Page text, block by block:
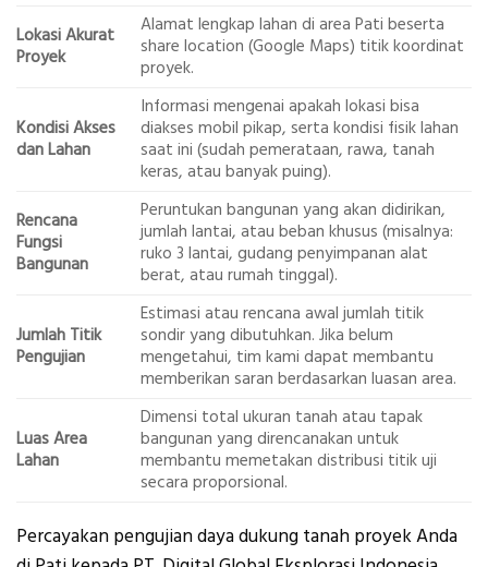
Lokasi Akurat
Proyek
Alamat lengkap lahan di area Pati beserta
share location (Google Maps) titik koordinat
proyek.
Kondisi Akses
dan Lahan
Informasi mengenai apakah lokasi bisa
diakses mobil pikap, serta kondisi fisik lahan
saat ini (sudah pemerataan, rawa, tanah
keras, atau banyak puing).
Rencana
Fungsi
Bangunan
Peruntukan bangunan yang akan didirikan,
jumlah lantai, atau beban khusus (misalnya:
ruko 3 lantai, gudang penyimpanan alat
berat, atau rumah tinggal).
Jumlah Titik
Pengujian
Estimasi atau rencana awal jumlah titik
sondir yang dibutuhkan. Jika belum
mengetahui, tim kami dapat membantu
memberikan saran berdasarkan luasan area.
Luas Area
Lahan
Dimensi total ukuran tanah atau tapak
bangunan yang direncanakan untuk
membantu memetakan distribusi titik uji
secara proporsional.
Percayakan pengujian daya dukung tanah proyek Anda